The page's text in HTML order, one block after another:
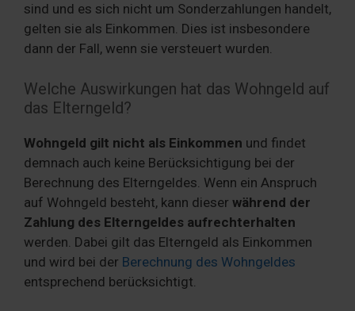
sind und es sich nicht um Sonderzahlungen handelt,
gelten sie als Einkommen. Dies ist insbesondere
dann der Fall, wenn sie versteuert wurden.
Welche Auswirkungen hat das Wohngeld auf
das Elterngeld?
Wohngeld gilt nicht als Einkommen und findet
demnach auch keine Berücksichtigung bei der
Berechnung des Elterngeldes. Wenn ein Anspruch
auf Wohngeld besteht, kann dieser während der
Zahlung des Elterngeldes aufrechterhalten
werden. Dabei gilt das Elterngeld als Einkommen
und wird bei der Berechnung des Wohngeldes
entsprechend berücksichtigt.